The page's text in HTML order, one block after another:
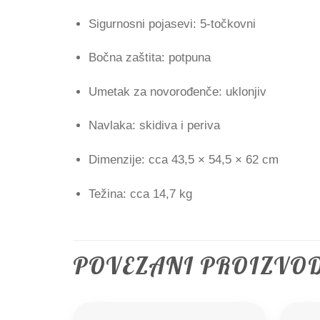
Sigurnosni pojasevi: 5-točkovni
Bočna zaštita: potpuna
Umetak za novorođenče: uklonjiv
Navlaka: skidiva i periva
Dimenzije: cca 43,5 × 54,5 × 62 cm
Težina: cca 14,7 kg
POVEZANI